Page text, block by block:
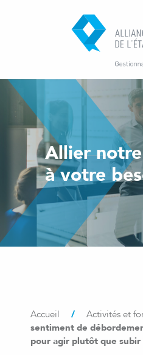
Allier
à votre
Accueil / Activités et
sentiment de
pour agir plutôt que subir